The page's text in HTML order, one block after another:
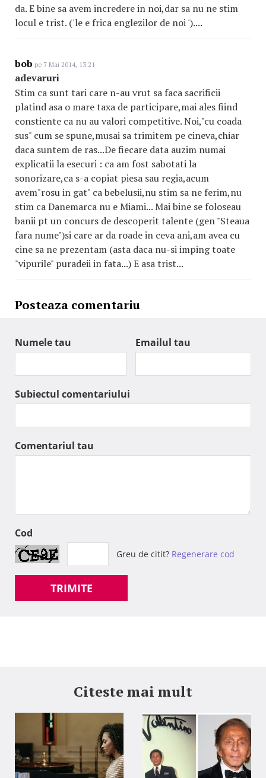
da. E bine sa avem incredere in noi,dar sa nu ne stim
locul e trist. ('le e frica englezilor de noi ')....
bob pe 7 Mai 2014, 13:21
adevaruri
Stim ca sunt tari care n-au vrut sa faca sacrificii
platind asa o mare taxa de participare,mai ales fiind
constiente ca nu au valori competitive. Noi,"cu coada
sus" cum se spune,musai sa trimitem pe cineva,chiar
daca suntem de ras...De fiecare data auzim numai
explicatii la esecuri : ca am fost sabotati la
sonorizare,ca s-a copiat piesa sau regia,acum
avem"rosu in gat" ca bebelusii,nu stim sa ne ferim,nu
stim ca Danemarca nu e Miami... Mai bine se foloseau
banii pt un concurs de descoperit talente (gen "Steaua
fara nume")si care ar da roade in ceva ani,am avea cu
cine sa ne prezentam (asta daca nu-si imping toate
"vipurile" puradeii in fata...) E asa trist...
Posteaza comentariu
Numele tau Emailul tau
Subiectul comentariului
Comentariul tau
Cod
Greu de citit? Regenerare cod
TRIMITE
Citeste mai mult